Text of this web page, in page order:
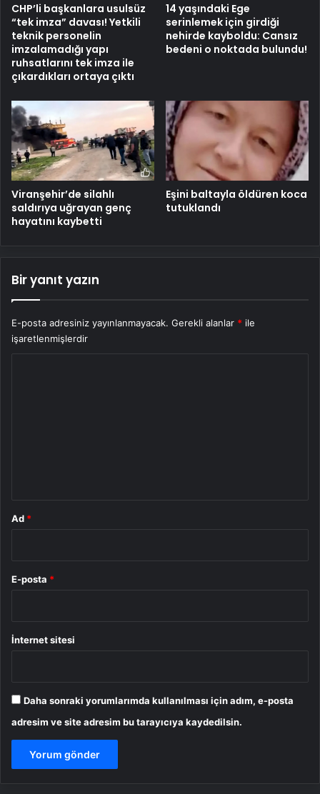
CHP’li başkanlara usulsüz
“tek imza” davası! Yetkili
teknik personelin
imzalamadığı yapı
ruhsatlarını tek imza ile
çıkardıkları ortaya çıktı
14 yaşındaki Ege
serinlemek için girdiği
nehirde kayboldu: Cansız
bedeni o noktada bulundu!
Viranşehir’de silahlı
saldırıya uğrayan genç
hayatını kaybetti
Eşini baltayla öldüren koca
tutuklandı
Bir yanıt yazın
E-posta adresiniz yayınlanmayacak. Gerekli alanlar * ile
işaretlenmişlerdir
Ad *
E-posta *
İnternet sitesi
Daha sonraki yorumlarımda kullanılması için adım, e-posta
adresim ve site adresim bu tarayıcıya kaydedilsin.